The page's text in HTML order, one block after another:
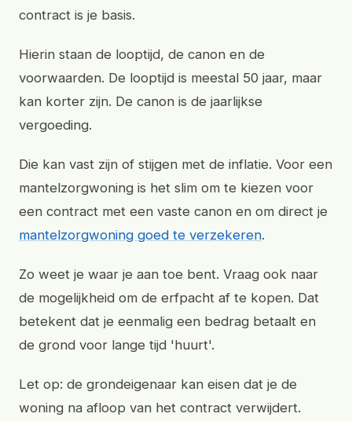
contract is je basis.
Hierin staan de looptijd, de canon en de
voorwaarden. De looptijd is meestal 50 jaar, maar
kan korter zijn. De canon is de jaarlijkse
vergoeding.
Die kan vast zijn of stijgen met de inflatie. Voor een
mantelzorgwoning is het slim om te kiezen voor
een contract met een vaste canon en om direct je
mantelzorgwoning goed te verzekeren.
Zo weet je waar je aan toe bent. Vraag ook naar
de mogelijkheid om de erfpacht af te kopen. Dat
betekent dat je eenmalig een bedrag betaalt en
de grond voor lange tijd 'huurt'.
Let op: de grondeigenaar kan eisen dat je de
woning na afloop van het contract verwijdert.